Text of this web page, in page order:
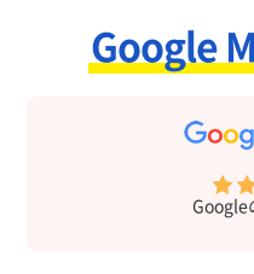
Google
Google